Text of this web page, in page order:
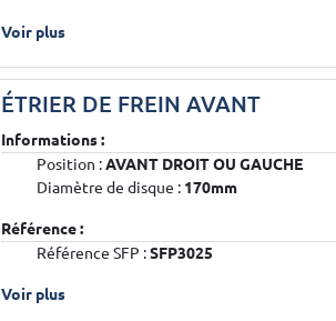
Voir plus
ÉTRIER DE FREIN AVANT
Informations :
Position : AVANT DROIT OU GAUCHE
Diamètre de disque : 170mm
Référence :
Référence SFP : SFP3025
Voir plus